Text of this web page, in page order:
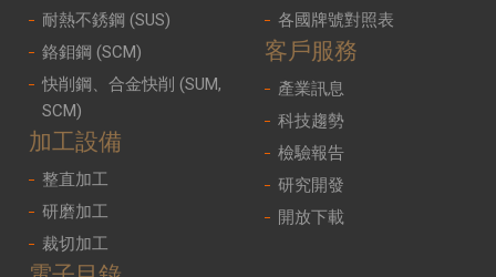
耐熱不銹鋼 (SUS)
鉻鉬鋼 (SCM)
快削鋼、合金快削 (SUM,
SCM)
加工設備
整直加工
研磨加工
裁切加工
各國牌號對照表
客戶服務
產業訊息
科技趨勢
檢驗報告
研究開發
開放下載